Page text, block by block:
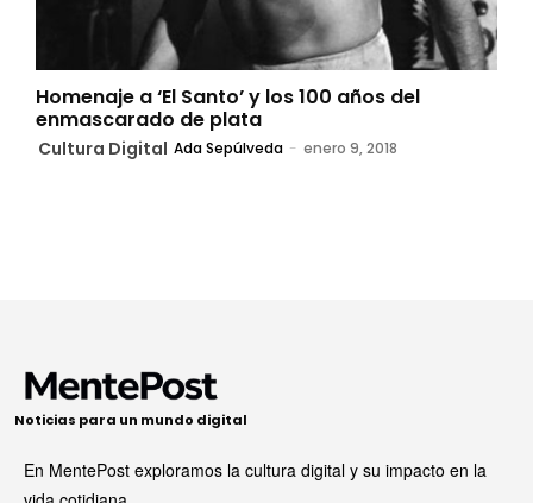
Homenaje a ‘El Santo’ y los 100 años del
enmascarado de plata
Cultura Digital Ada Sepúlveda - enero 9, 2018
Noticias para un mundo digital
En MentePost exploramos la cultura digital y su impacto en la